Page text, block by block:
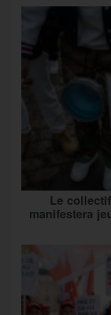
Le
manifestera